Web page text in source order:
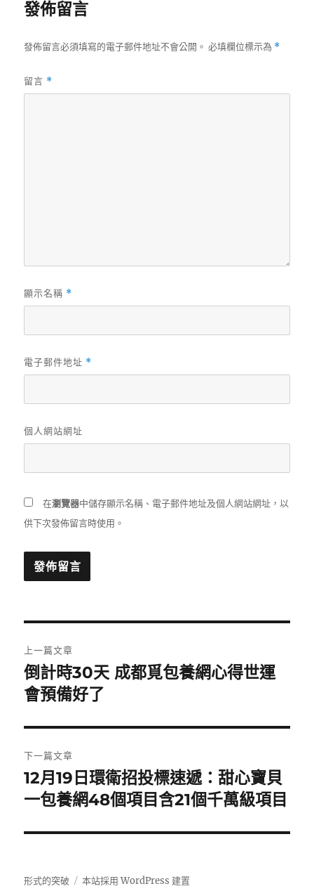
發佈留言
發佈留言必須填寫的電子郵件地址不會公開。 必填欄位標示為 *
留言 *
顯示名稱 *
電子郵件地址 *
個人網站網址
在瀏覽器中儲存顯示名稱、電子郵件地址及個人網站網址，以
供下次發佈留言時使用。
章
導
覽
上一篇文章
上
一
文
章:
倒計時30天 成都覓包養網心得世運
會預備好了
下一篇文章
下
一
文
12月19日環衛招投標速遞：甜心寶貝
一包養網48個項目含21個千萬級項目
形式的突破 本站採用 WordPress 建置